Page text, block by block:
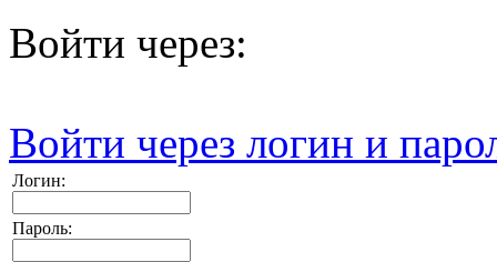
Войти через:
Войти через логин и
Логин:
Пароль: